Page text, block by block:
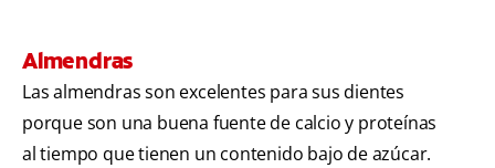
Almendras
Las almendras son excelentes para sus dientes
porque son una buena fuente de calcio y proteínas
al tiempo que tienen un contenido bajo de azúcar.